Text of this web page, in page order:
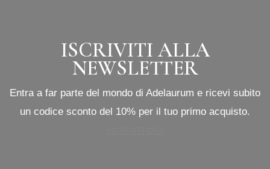
ISCRIVITI ALLA
NEWSLETTER
Entra a far parte del mondo di Adelaurum e ricevi subito
un codice sconto del 10% per il tuo primo acquisto.